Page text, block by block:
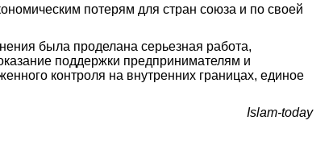
потерям для стран союза и по своей
была проделана серьезная работа,
поддержки предпринимателям и
контроля на внутренних границах, единое
Islam-today